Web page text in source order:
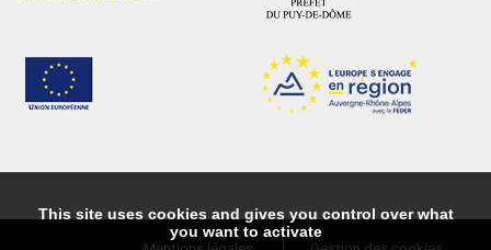
This site uses cookies and gives you control over what
you want to activate